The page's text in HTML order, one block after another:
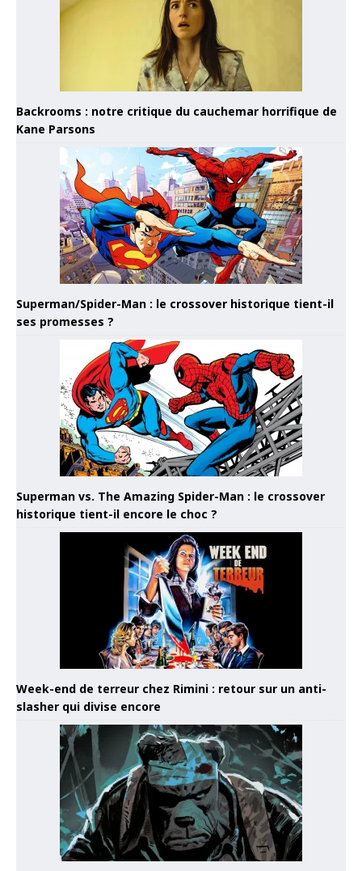
Backrooms : notre critique du cauchemar horrifique de
Kane Parsons
Superman/Spider-Man : le crossover historique tient-il
ses promesses ?
Superman vs. The Amazing Spider-Man : le crossover
historique tient-il encore le choc ?
Week-end de terreur chez Rimini : retour sur un anti-
slasher qui divise encore